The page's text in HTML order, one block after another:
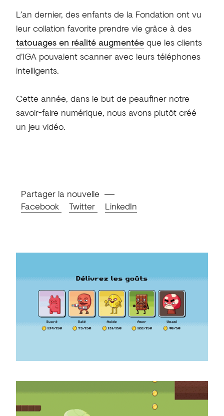
L’an dernier, des enfants de la Fondation ont vu
leur collation favorite prendre vie grâce à des
tatouages en réalité augmentéeque les clients
d’IGA pouvaient scanner avec leurs téléphones
intelligents.
Cette année, dans le but de peaufiner notre
savoir-faire numérique, nous avons plutôt créé
un jeu vidéo.
Partager la nouvelle
Facebook
Twitter LinkedIn